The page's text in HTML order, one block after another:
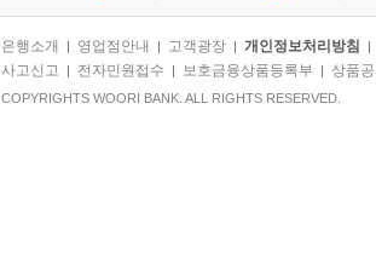
은행소개 | 영업점안내 | 고객광장| 개인정보처리방침
사고신고 | 전자민원접수 | 보호금융상품등록부 | 상품
COPYRIGHTS WOORI BANK. ALL RIGHTS RESERVED.